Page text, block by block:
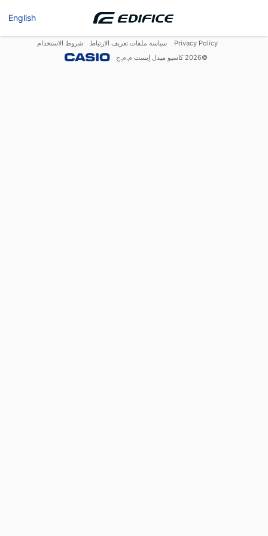
English
Privacy Policy سياسة ملفات تعريف الارتباط
شروط الاستخدام
©
2026 كاسيو ميدل إيست م.م.ح